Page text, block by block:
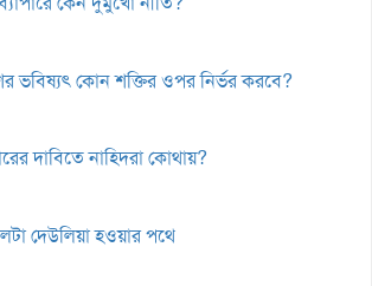
ভবিষ্যৎ কোন শক্তির ওপর নির্ভর করবে?
দাবিতে নাহিদরা কোথায়?
দেউলিয়া হওয়ার পথে